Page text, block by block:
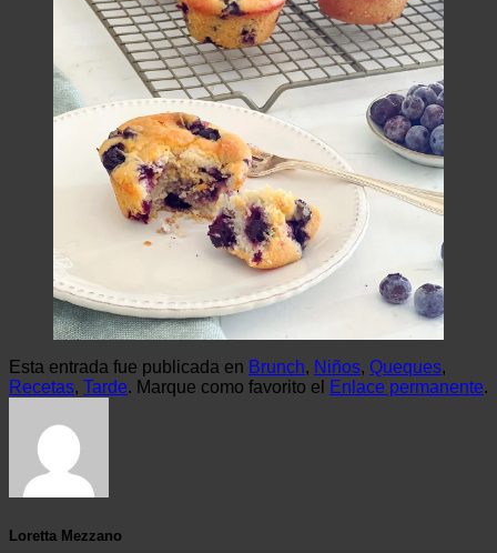
Esta entrada fue publicada en Brunch, Niños, Queques,
Recetas, Tarde. Marque como favorito el Enlace permanente.
Loretta Mezzano